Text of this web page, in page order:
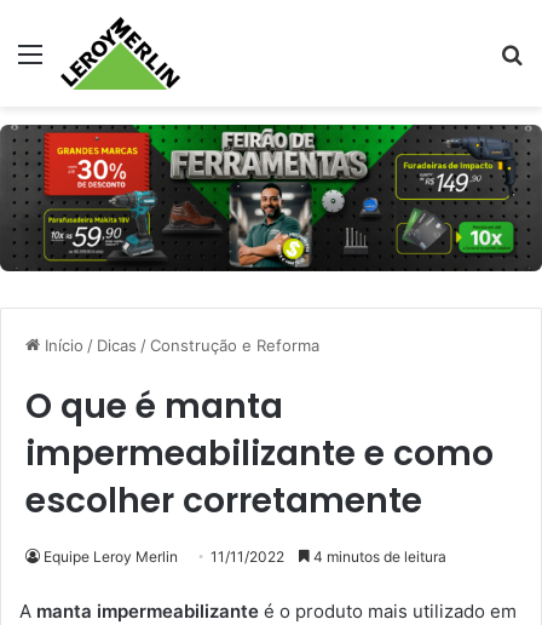
Menu
Início / Dicas /Construção e Reforma
O que é manta
impermeabilizante e como
escolher corretamente
Equipe Leroy Merlin 11/11/2022 4 minutos de leitura
A manta impermeabilizante é o produto mais utilizado em